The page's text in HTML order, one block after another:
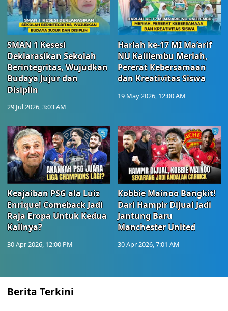
SMAN 1 Kesesi
Deklarasikan Sekolah
Berintegritas, Wujudkan
Budaya Jujur dan
Disiplin
29 Jul 2026, 3:03 AM
Harlah ke-17 MI Ma’arif
NU Kalilembu Meriah,
Pererat Kebersamaan
dan Kreativitas Siswa
19 May 2026, 12:00 AM
Keajaiban PSG ala Luiz
Enrique! Comeback Jadi
Raja Eropa Untuk Kedua
Kalinya?
30 Apr 2026, 12:00 PM
Kobbie Mainoo Bangkit!
Dari Hampir Dijual Jadi
Jantung Baru
Manchester United
30 Apr 2026, 7:01 AM
Berita Terkini